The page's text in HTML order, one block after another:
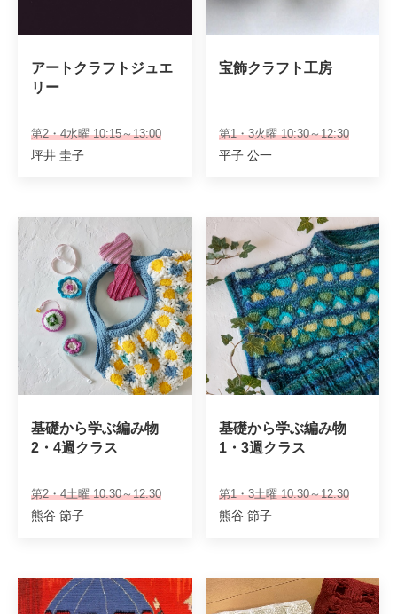
アートクラフトジュエ
リー
第2・4水曜 10:15～13:00
坪井 圭子
宝飾クラフト工房
第1・3火曜 10:30～12:30
平子 公一
基礎から学ぶ編み物
2・4週クラス
第2・4土曜 10:30～12:30
熊谷 節子
基礎から学ぶ編み物
1・3週クラス
第1・3土曜 10:30～12:30
熊谷 節子